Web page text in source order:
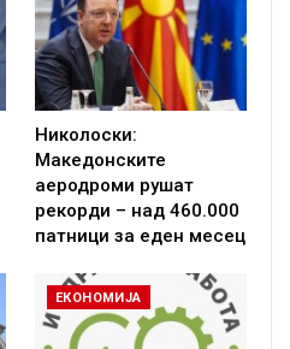
Николоски:
Македонските
аеродроми рушат
рекорди – над 460.000
патници за еден месец
ЕКОНОМИЈА